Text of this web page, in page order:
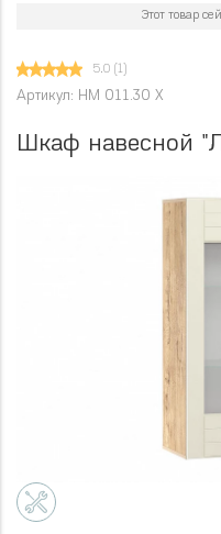
Артикул: НМ 011.30 Х
5.0 (1)
Этот товар
Шкаф навесной